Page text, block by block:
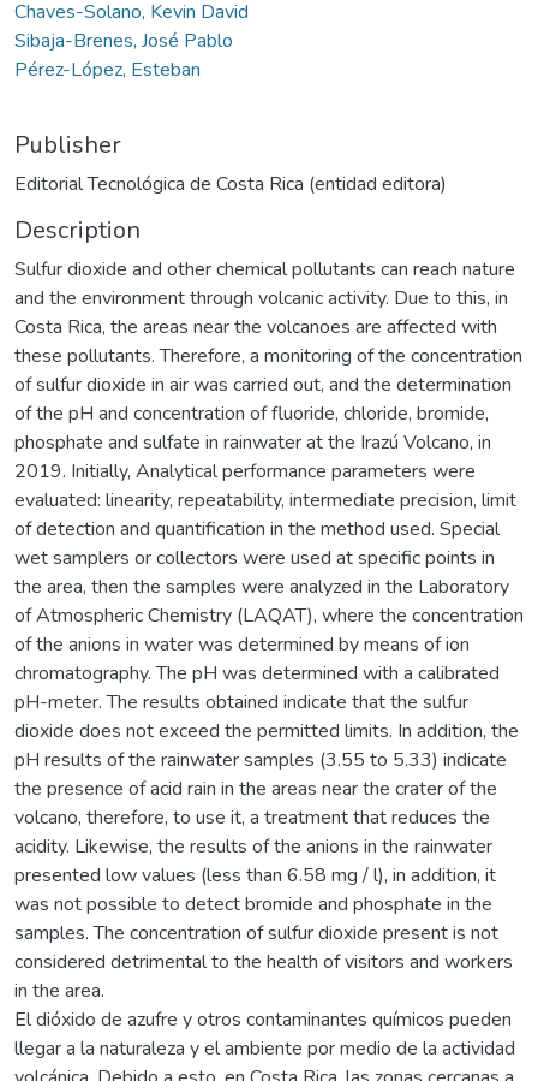
Chaves-Solano, Kevin David
Sibaja-Brenes, José Pablo
Pérez-López, Esteban
Publisher
Editorial Tecnológica de Costa Rica (entidad editora)
Description
Sulfur dioxide and other chemical pollutants can reach nature
and the environment through volcanic activity. Due to this, in
Costa Rica, the areas near the volcanoes are affected with
these pollutants. Therefore, a monitoring of the concentration
of sulfur dioxide in air was carried out, and the determination
of the pH and concentration of fluoride, chloride, bromide,
phosphate and sulfate in rainwater at the Irazú Volcano, in
2019. Initially, Analytical performance parameters were
evaluated: linearity, repeatability, intermediate precision, limit
of detection and quantification in the method used. Special
wet samplers or collectors were used at specific points in
the area, then the samples were analyzed in the Laboratory
of Atmospheric Chemistry (LAQAT), where the concentration
of the anions in water was determined by means of ion
chromatography. The pH was determined with a calibrated
pH-meter. The results obtained indicate that the sulfur
dioxide does not exceed the permitted limits. In addition, the
pH results of the rainwater samples (3.55 to 5.33) indicate
the presence of acid rain in the areas near the crater of the
volcano, therefore, to use it, a treatment that reduces the
acidity. Likewise, the results of the anions in the rainwater
presented low values ​​(less than 6.58 mg / l), in addition, it
was not possible to detect bromide and phosphate in the
samples. The concentration of sulfur dioxide present is not
considered detrimental to the health of visitors and workers
in the area.
El dióxido de azufre y otros contaminantes químicos pueden
llegar a la naturaleza y el ambiente por medio de la actividad